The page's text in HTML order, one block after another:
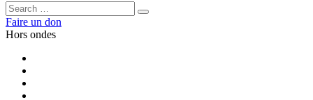
Rechercher :
Rechercher
Faire un don
Hors ondes